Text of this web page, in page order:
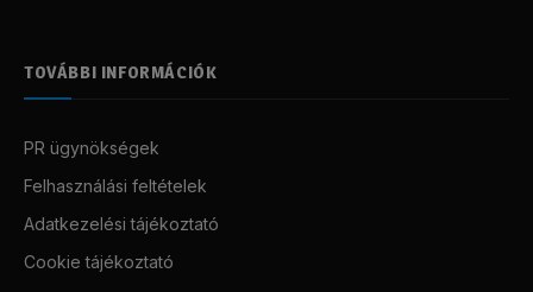
TOVÁBBI INFORMÁCIÓK
PR ügynökségek
Felhasználási feltételek
Adatkezelési tájékoztató
Cookie tájékoztató